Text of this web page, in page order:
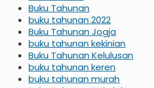
Buku Tahunan
buku tahunan 2022
Buku Tahunan Jogja
buku tahunan kekinian
Buku Tahunan Kelulusan
buku tahunan keren
buku tahunan murah